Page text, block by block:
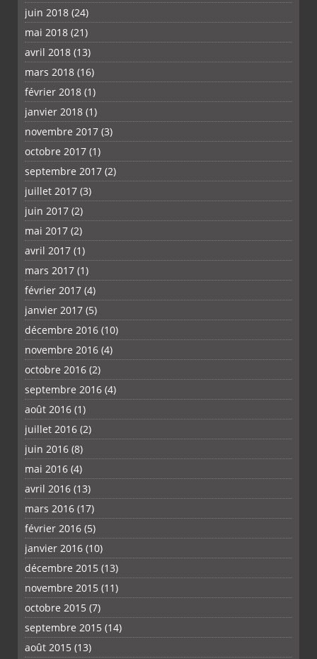
juin 2018 (24)
mai 2018 (21)
avril 2018 (13)
mars 2018 (16)
février 2018 (1)
janvier 2018 (1)
novembre 2017 (3)
octobre 2017 (1)
septembre 2017 (2)
juillet 2017 (3)
juin 2017 (2)
mai 2017 (2)
avril 2017 (1)
mars 2017 (1)
février 2017 (4)
janvier 2017 (5)
décembre 2016 (10)
novembre 2016 (4)
octobre 2016 (2)
septembre 2016 (4)
août 2016 (1)
juillet 2016 (2)
juin 2016 (8)
mai 2016 (4)
avril 2016 (13)
mars 2016 (17)
février 2016 (5)
janvier 2016 (10)
décembre 2015 (13)
novembre 2015 (11)
octobre 2015 (7)
septembre 2015 (14)
août 2015 (13)